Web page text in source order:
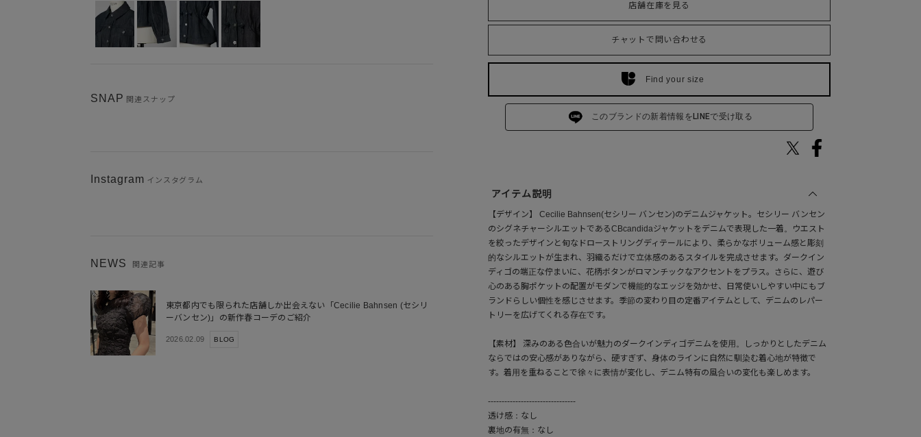
SNAP 関連スナップ
Instagram インスタグラム
NEWS 関連記事
東京都内でも限られた店舗しか出会えない「Cecilie Bahnsen (セシリ
ーバンセン)」の新作春コーデのご紹介
2026.02.09 BLOG
店舗在庫を見る
チャットで問い合わせる
Find your size
このブランドの新着情報をLINEで受け取る
アイテム説明
【デザイン】 Cecilie Bahnsen(セシリー バンセン)のデニムジャケット。セシリー バンセン
のシグネチャーシルエットであるCBcandidaジャケットをデニムで表現した一着。ウエスト
を絞ったデザインと旬なドローストリングディテールにより、柔らかなボリューム感と彫刻
的なシルエットが生まれ、羽織るだけで立体感のあるスタイルを完成させます。ダークイン
ディゴの端正な佇まいに、花柄ボタンがロマンチックなアクセントをプラス。さらに、遊び
心のある胸ポケットの配置がモダンで機能的なエッジを効かせ、日常使いしやすい中にもブ
ランドらしい個性を感じさせます。季節の変わり目の定番アイテムとして、デニムのレパー
トリーを広げてくれる存在です。
【素材】 深みのある色合いが魅力のダークインディゴデニムを使用。しっかりとしたデニム
ならではの安心感がありながら、硬すぎず、身体のラインに自然に馴染む着心地が特徴で
す。着用を重ねることで徐々に表情が変化し、デニム特有の風合いの変化も楽しめます。
--------------------------------
透け感：なし
裏地の有無：なし